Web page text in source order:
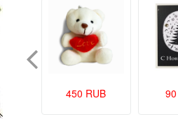
450 RUB